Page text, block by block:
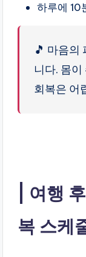
하루에 10
🎵 마음의
니다. 몸
회복은 어
여행
복 스케